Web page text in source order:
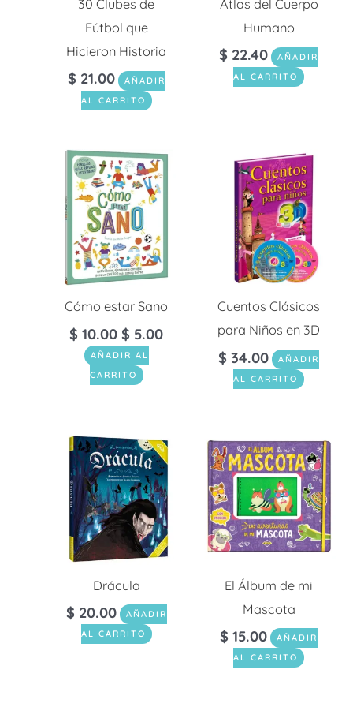
30 Clubes de
Fútbol que
Hicieron Historia
$ 21.00
AÑADIR
AL CARRITO
Atlas del Cuerpo
Humano
$ 22.40
AÑADIR
AL CARRITO
Cómo estar Sano
$10.00 $ 5.00
AÑADIR AL
CARRITO
Cuentos Clásicos
para Niños en 3D
$ 34.00
AÑADIR
AL CARRITO
Drácula
$ 20.00
AÑADIR
AL CARRITO
El Álbum de mi
Mascota
$ 15.00
AÑADIR
AL CARRITO